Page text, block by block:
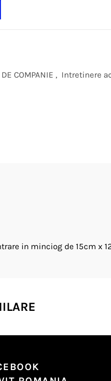
COMPANIE , Intretinere
in minciog de 15cm x